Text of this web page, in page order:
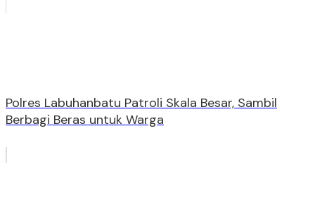
Polres Labuhanbatu Patroli Skala Besar, Sambil
Berbagi Beras untuk Warga